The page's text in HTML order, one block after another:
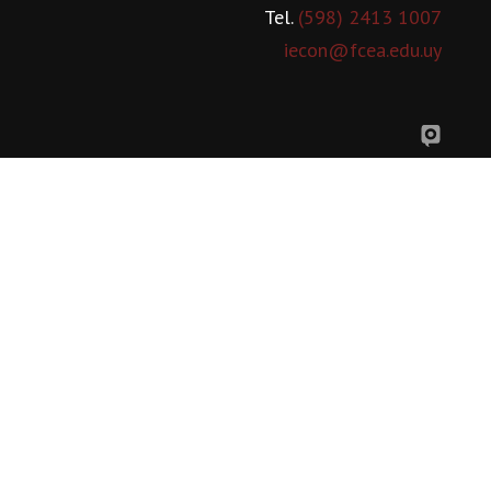
Tel. (598) 2413 1007
iecon@fcea.edu.uy